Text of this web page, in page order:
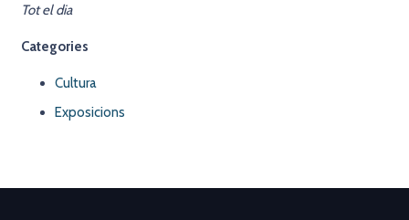
Tot el dia
Categories
Cultura
Exposicions